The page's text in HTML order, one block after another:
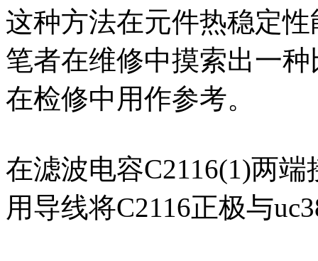
这种方法在元件热稳定
笔者在维修中摸索出一
在检修中用作参考。
在滤波电容C2116(1)两
用导线将C2116正极与